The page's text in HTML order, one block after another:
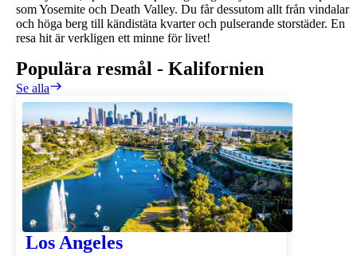
som Yosemite och Death Valley. Du får dessutom allt från vindalar
och höga berg till kändistäta kvarter och pulserande storstäder. En
resa hit är verkligen ett minne för livet!
Populära resmål - Kalifornien
Se alla
Los Angeles